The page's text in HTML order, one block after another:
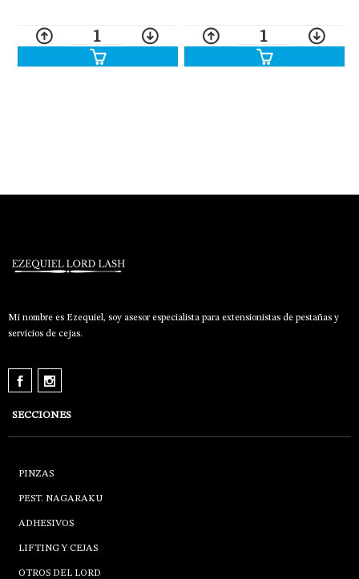
1 1
Mi nombre es Ezequiel, soy asesor especialista para extensionistas de pestañas y
servicios de cejas.
SECCIONES
PINZAS
PEST. NAGARAKU
ADHESIVOS
LIFTING Y CEJAS
OTROS DEL LORD